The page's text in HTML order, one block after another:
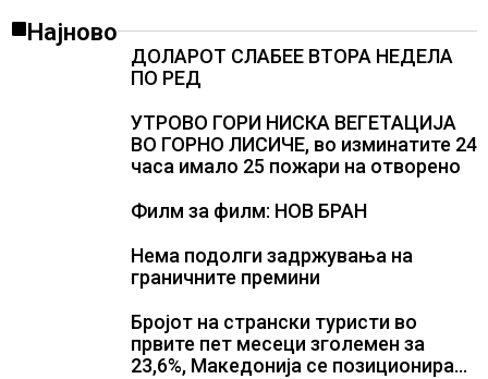
Најново
ДОЛАРОТ СЛАБЕЕ ВТОРА НЕДЕЛА
ПО РЕД
УТРОВО ГОРИ НИСКА ВЕГЕТАЦИЈА
ВО ГОРНО ЛИСИЧЕ, во изминатите 24
часа имало 25 пожари на отворено
Филм за филм: НОВ БРАН
Нема подолги задржувања на
граничните премини
Бројот на странски туристи во
првите пет месеци зголемен за
23,6%, Македонија се позиционира